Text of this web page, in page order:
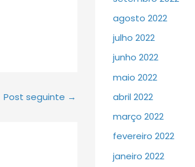
Post seguinte →
agosto 2022
julho 2022
junho 2022
maio 2022
abril 2022
março 2022
fevereiro 2022
janeiro 2022